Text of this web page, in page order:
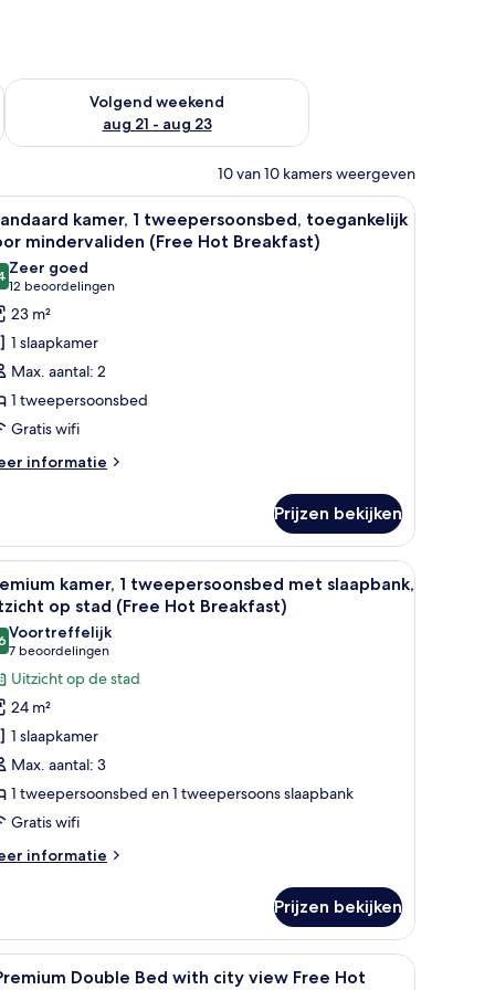
weekend aug 14 - aug 16
Volgend weekend
aug 21 - aug 23
De beschikbaarheid controleren voor volgend weekend aug
10 van 10 kamers weergeven
met lamp, een blauwe bank en een groot raam met gordijnen.
Een hotelkamer met een groot bed, een
8
kamer, 1 tweepersoonsbed, toegankelijk
mindervaliden (Free Hot Breakfast)
van 10
Zeer goed
12 beoordelingen
(12
beoordelingen)
23 m²
1 slaapkamer
Max. aantal: 2
1 tweepersoonsbed
Gratis wifi
informatie
Prijzen bekijken
nachtkastjes met lampen, een blauwe fauteuil, een bureau met stoel,
Een hotelkamer met een groot bed, twee
8
kamer, 1 tweepersoonsbed met slaapbank,
op stad (Free Hot Breakfast)
van 10
Voortreffelijk
7 beoordelingen
(7
beoordelingen)
Uitzicht op de stad
24 m²
1 slaapkamer
Max. aantal: 3
1 tweepersoonsbed en 1 tweepersoons slaapbank
Gratis wifi
informatie
Prijzen bekijken
uitzicht op de stad. Hypoallergeen beddengoed, een kluis op de
8
Double Bed with city view Free Hot